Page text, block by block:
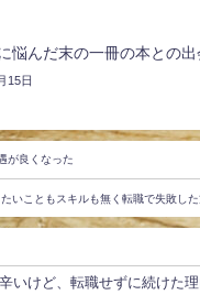
悩んだ末の一冊の本との出
15日
が良くなった
たいこともスキルも無く転職で失敗し
いけど、転職せずに続けた